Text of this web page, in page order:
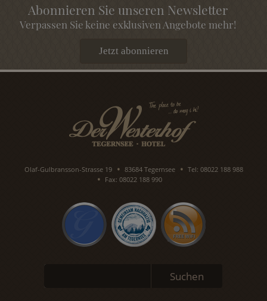
Abonnieren Sie unseren Newsletter
Verpassen Sie keine exklusiven Angebote mehr!
Jetzt abonnieren
Olaf-Gulbransson-Strasse 19 83684 Tegernsee
Tel: 08022 188 988
Fax: 08022 188 990
Suchbegriffe
Suchen